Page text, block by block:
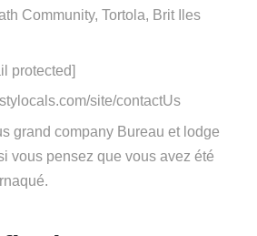
Community, Tortola, Brit Iles
protected]
site/contactUs
grand company Bureau et lodge
vous pensez que vous avez été